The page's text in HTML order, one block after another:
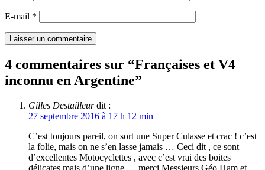
E-mail *
4 commentaires sur “Françaises et V4
inconnu en Argentine”
Gilles Destailleur dit :
27 septembre 2016 à 17 h 12 min
C’est toujours pareil, on sort une Super Culasse et crac ! c’est
la folie, mais on ne s’en lasse jamais … Ceci dit , ce sont
d’excellentes Motocyclettes , avec c’est vrai des boites
délicates mais d’une ligne … merci Messieurs Géo Ham et